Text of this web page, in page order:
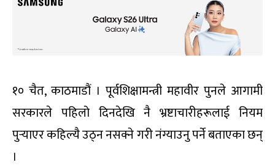
१० चैत, काठमाडौं । पूर्वशिक्षामन्त्री महावीर पुनले आगामी
सरकारले पहिलो दिनदेखि नै भ्रष्टाचारीहरूलाई नियम
पुर्‍याएर कहिल्यै उठ्न नसक्ने गरी नंग्याउनु पर्ने बताएका छन्
।